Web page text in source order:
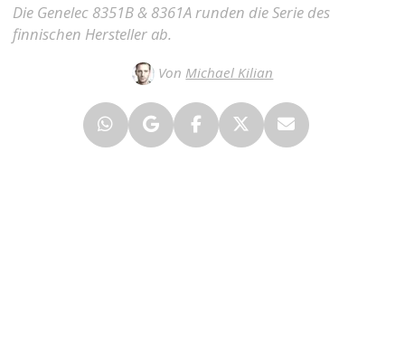
Die Genelec 8351B & 8361A runden die Serie des
finnischen Hersteller ab.
Von Michael Kilian